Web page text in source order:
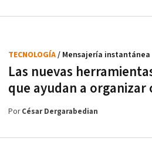
Las nuevas
que ayudan a organizar
TECNOLOGÍA/ Mensajería instantánea
PorCésar Dergarabedian